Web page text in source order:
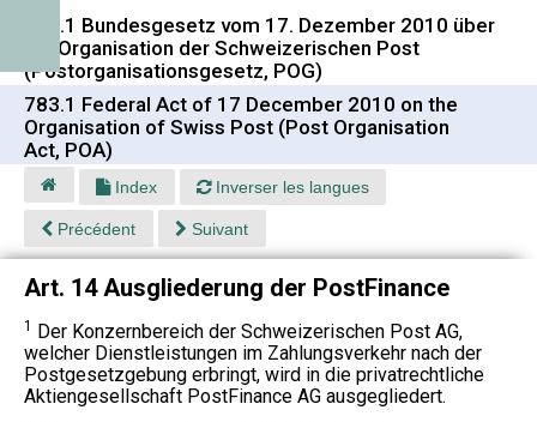
783.1 Bundesgesetz vom 17. Dezember 2010 über
die Organisation der Schweizerischen Post
(Postorganisationsgesetz, POG)
783.1 Federal Act of 17 December 2010 on the
Organisation of Swiss Post (Post Organisation
Act, POA)
Index Inverser les langues
Précédent Suivant
Art. 14 Ausgliederung der PostFinance
1 Der Konzernbereich der Schweizerischen Post AG,
welcher Dienstleistungen im Zahlungsverkehr nach der
Postgesetzgebung erbringt, wird in die privatrechtliche
Aktiengesellschaft PostFinance AG ausgegliedert.